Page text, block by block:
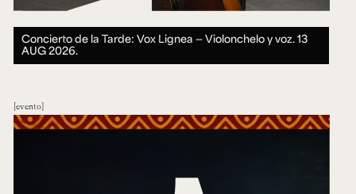
Concierto de la Tarde: Vox Lignea — Violonchelo y voz.13
AUG 2026.
evento